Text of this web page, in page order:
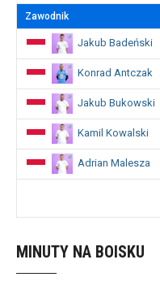
Zawodnik
Jakub Badeński
Konrad Antczak
Jakub Bukowski
Kamil Kowalski
Adrian Malesza
MINUTY NA BOISKU